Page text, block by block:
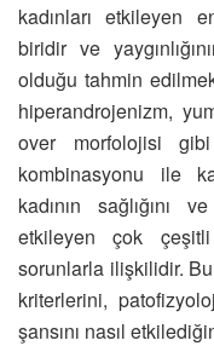
kadınları etkileyen
biridir ve
olduğu tahmin
hiperandrojenizm,
over morfolojisi
kombinasyonu ile
kadının sağlığını
etkileyen çok
sorunlarla ilişkilidir.
kriterlerini,
şansını nasıl